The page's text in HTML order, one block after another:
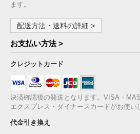
ます。
配送方法・送料の詳細 >
お支払い方法 >
クレジットカード
決済確認後の発送となります。VISA・
エクスプレス・ダイナースカードがお使い
代金引き換え